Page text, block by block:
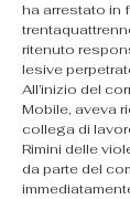
ha arrestato in
ritenuto
lesive
All’inizio del
Mobile, aveva
collega di
Rimini delle
da parte del